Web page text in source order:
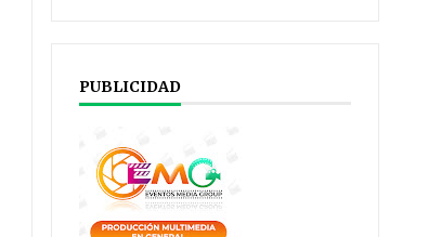
PUBLICIDAD